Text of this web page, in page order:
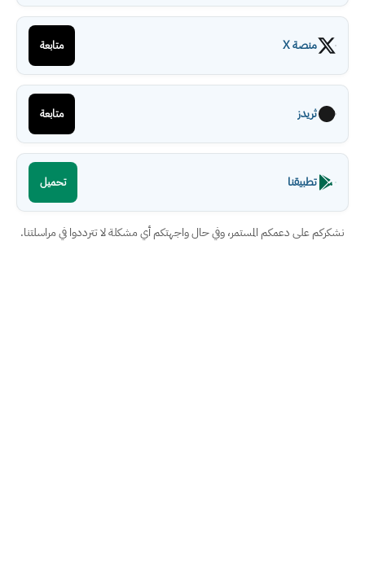
منصة X متابعة
ثريدز متابعة
تطبيقنا تحميل
نشكركم على دعمكم المستمر، وفي حال واجهتكم أي مشكلة لا تترددوا في مراسلتنا.